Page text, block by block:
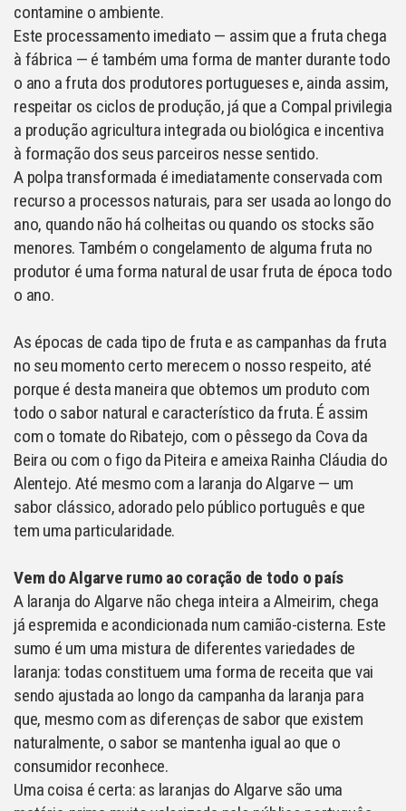
contamine o ambiente.
Este processamento imediato — assim que a fruta chega
à fábrica — é também uma forma de manter durante todo
o ano a fruta dos produtores portugueses e, ainda assim,
respeitar os ciclos de produção, já que a Compal privilegia
a produção agricultura integrada ou biológica e incentiva
à formação dos seus parceiros nesse sentido.
A polpa transformada é imediatamente conservada com
recurso a processos naturais, para ser usada ao longo do
ano, quando não há colheitas ou quando os stocks são
menores. Também o congelamento de alguma fruta no
produtor é uma forma natural de usar fruta de época todo
o ano.
As épocas de cada tipo de fruta e as campanhas da fruta
no seu momento certo merecem o nosso respeito, até
porque é desta maneira que obtemos um produto com
todo o sabor natural e característico da fruta. É assim
com o tomate do Ribatejo, com o pêssego da Cova da
Beira ou com o figo da Piteira e ameixa Rainha Cláudia do
Alentejo. Até mesmo com a laranja do Algarve — um
sabor clássico, adorado pelo público português e que
tem uma particularidade.
Vem do Algarve rumo ao coração de todo o país
A laranja do Algarve não chega inteira a Almeirim, chega
já espremida e acondicionada num camião-cisterna. Este
sumo é um uma mistura de diferentes variedades de
laranja: todas constituem uma forma de receita que vai
sendo ajustada ao longo da campanha da laranja para
que, mesmo com as diferenças de sabor que existem
naturalmente, o sabor se mantenha igual ao que o
consumidor reconhece.
Uma coisa é certa: as laranjas do Algarve são uma